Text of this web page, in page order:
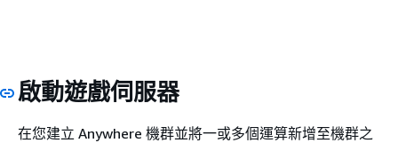
啟動遊戲伺服器
在您建立 Anywhere 機群並將一或多個運算新增至機群之